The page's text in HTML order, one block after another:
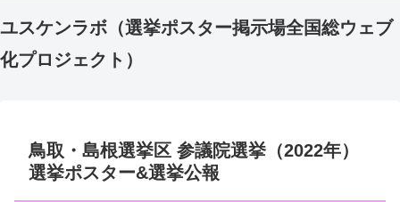
ユスケンラボ（選挙ポスター掲示場全国総ウェブ
化プロジェクト）
鳥取・島根選挙区 参議院選挙（2022年）
選挙ポスター&選挙公報